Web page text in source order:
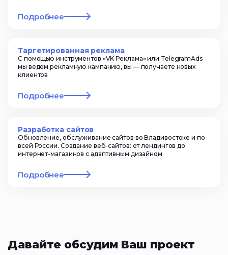
Подробнее
Таргетированная реклама
С помощью инструментов «VK Реклама» или TelegramAds
мы ведем рекламную кампанию, вы — получаете новых
клиентов
Подробнее
Разработка сайтов
Обновление, обслуживание сайтов во Владивостоке и по
всей России. Создание веб-сайтов: от лендингов до
интернет-магазинов с адаптивным дизайном
Подробнее
Давайте обсудим Ваш проект